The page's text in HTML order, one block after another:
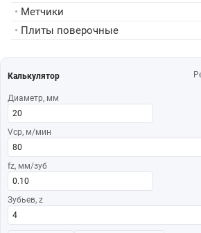
• Метчики
• Плиты поверочные
Калькулятор
Диаметр, мм
Vср, м/мин
fz, мм/зуб
Зубьев, z